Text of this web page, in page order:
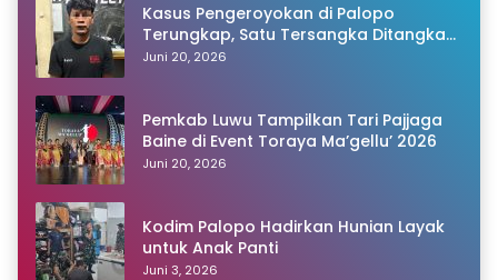
Kasus Pengeroyokan di Palopo
Terungkap, Satu Tersangka Ditangkap
Polisi
Juni 20, 2026
Pemkab Luwu Tampilkan Tari Pajjaga
Baine di Event Toraya Ma’gellu’ 2026
Juni 20, 2026
Kodim Palopo Hadirkan Hunian Layak
untuk Anak Panti
Juni 3, 2026